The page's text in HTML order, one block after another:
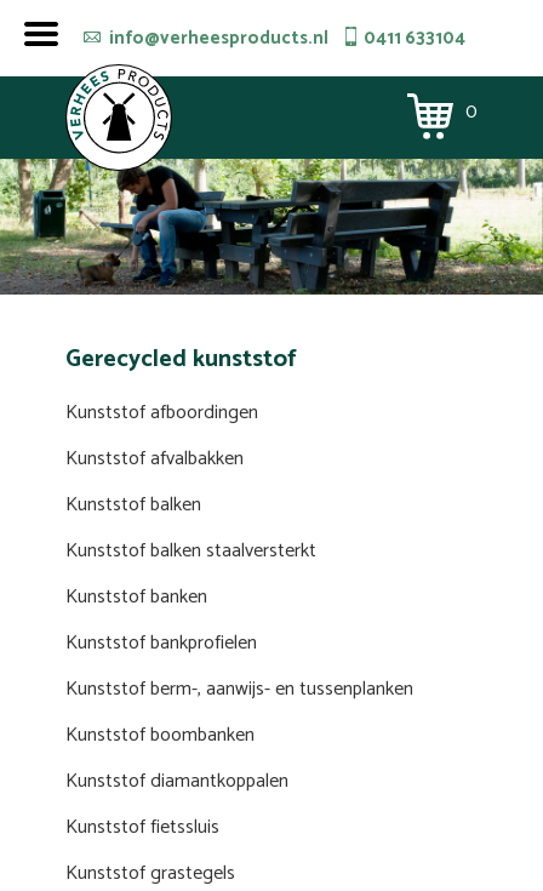
info@verheesproducts.nl 0411 633104
0
Gerecycled kunststof
Kunststof afboordingen
Kunststof afvalbakken
Kunststof balken
Kunststof balken staalversterkt
Kunststof banken
Kunststof bankprofielen
Kunststof berm-, aanwijs- en tussenplanken
Kunststof boombanken
Kunststof diamantkoppalen
Kunststof fietssluis
Kunststof grastegels